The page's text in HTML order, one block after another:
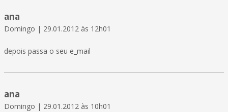
ana
Domingo | 29.01.2012 às 12h01
depois passa o seu e_mail
ana
Domingo | 29.01.2012 às 10h01